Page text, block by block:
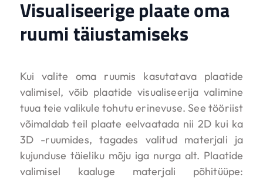
Visualiseerige plaate oma
ruumi täiustamiseks
Kui valite oma ruumis kasutatava plaatide
valimisel, võib plaatide visualiseerija valimine
tuua teie valikule tohutu erinevuse. See tööriist
võimaldab teil plaate eelvaatada nii 2D kui ka
3D -ruumides, tagades valitud materjali ja
kujunduse täieliku mõju iga nurga alt. Plaatide
valimisel kaaluge materjali põhitüüpe: